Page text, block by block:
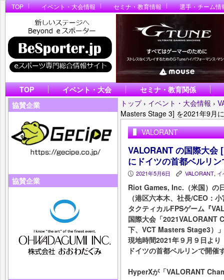
TOP イベント・大会情報 セミナ・教育情報 選手・チーム情
TOP イベント・大会
セミナ・教育関係
協賛企業
協賛企業
トップ › イベント・大会情報 ›
Masters Stage 3] を2021年9月
VALORANT
VALORANT の国際大会
にドイツの首都ベルリ
P 2021年5月6日 K VALORANT,
Riot Games, Inc.（米国）の
（港区六本木、社長/CEO：
タクティカルFPSゲーム『
国際大会「
下、VCT Masters Stage3）
現地時間2021年９月９日より
ドイツの首都ベルリンで開催
HyperXが「VALORANT